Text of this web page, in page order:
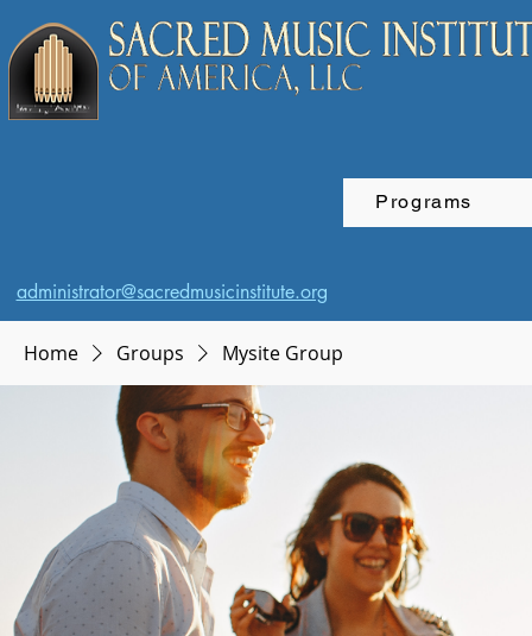
Programs
administrator@sacredmusicinstitute.org
Home Groups Mysite Group